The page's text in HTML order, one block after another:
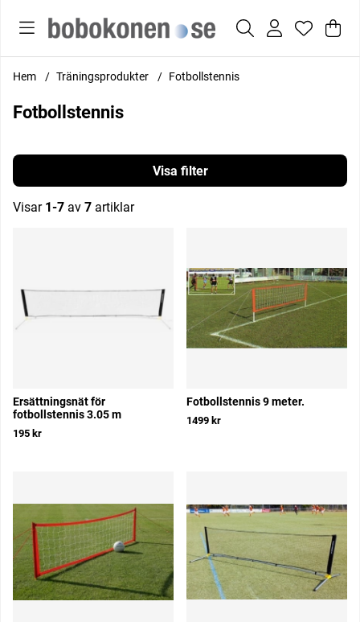
.
Hem Träningsprodukter Fotbollstennis
Fotbollstennis
Filtrera
Visar 1-7 av 7 artiklar
Ersättningsnät för
fotbollstennis 3.05 m
195 kr
Fotbollstennis 9 meter.
1499 kr